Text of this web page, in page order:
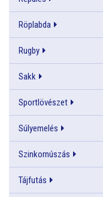
Röplabda
Rugby
Sakk
Sportlövészet
Súlyemelés
Szinkornúszás
Tájfutás